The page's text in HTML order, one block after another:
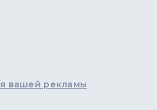
вашей рекламы